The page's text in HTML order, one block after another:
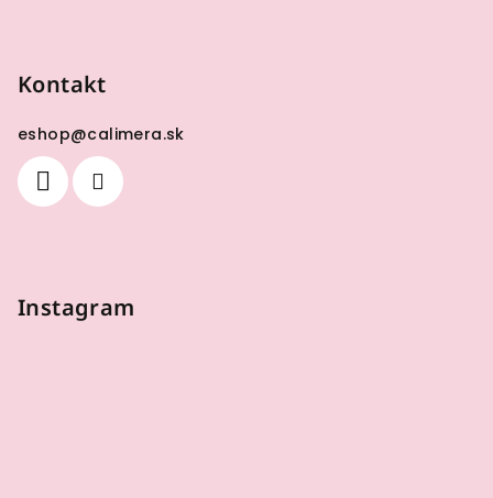
Kontakt
eshop@calimera.sk
Instagram